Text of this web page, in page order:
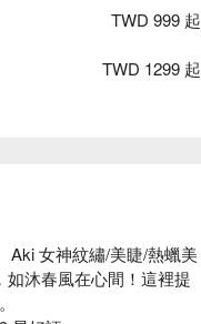
TWD 999 起
TWD 1299 起
Aki 女神紋繡/美睫/熱蠟美
沐春風在心間！這裡提